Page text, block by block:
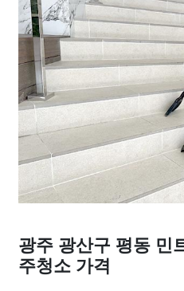
광주 광산구 평동 민
주청소 가격